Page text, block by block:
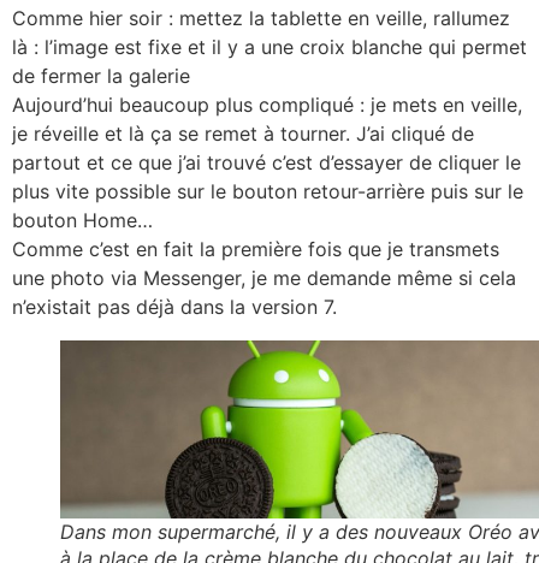
Comme hier soir : mettez la tablette en veille, rallumez
là : l’image est fixe et il y a une croix blanche qui permet
de fermer la galerie
Aujourd’hui beaucoup plus compliqué : je mets en veille,
je réveille et là ça se remet à tourner. J’ai cliqué de
partout et ce que j’ai trouvé c’est d’essayer de cliquer le
plus vite possible sur le bouton retour-arrière puis sur le
bouton Home…
Comme c’est en fait la première fois que je transmets
une photo via Messenger, je me demande même si cela
n’existait pas déjà dans la version 7.
Dans mon supermarché, il y a des nouveaux Oréo